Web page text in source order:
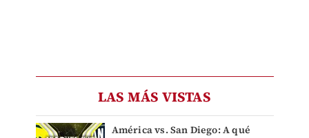
LAS MÁS VISTAS
América vs. San Diego: A qué